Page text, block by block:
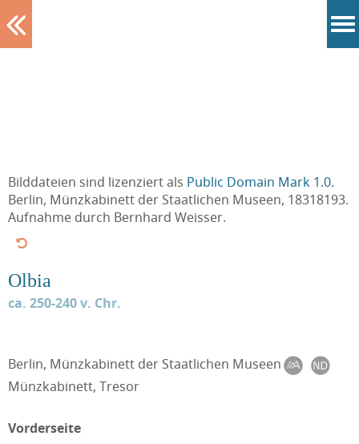
Bilddateien sind lizenziert als Public Domain Mark 1.0.
Berlin, Münzkabinett der Staatlichen Museen, 18318193.
Aufnahme durch Bernhard Weisser.
Olbia
ca. 250-240 v. Chr.
Berlin, Münzkabinett der Staatlichen Museen
Münzkabinett, Tresor
Vorderseite